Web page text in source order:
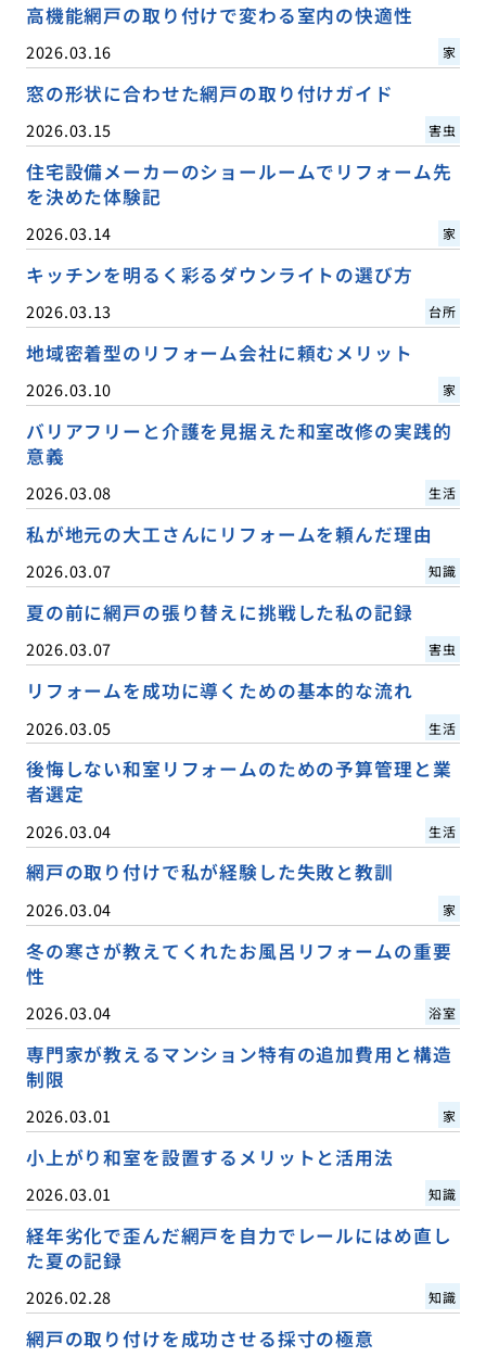
高機能網戸の取り付けで変わる室内の快適性
2026.03.16 家
窓の形状に合わせた網戸の取り付けガイド
2026.03.15 害虫
住宅設備メーカーのショールームでリフォーム先
を決めた体験記
2026.03.14 家
キッチンを明るく彩るダウンライトの選び方
2026.03.13 台所
地域密着型のリフォーム会社に頼むメリット
2026.03.10 家
バリアフリーと介護を見据えた和室改修の実践的
意義
2026.03.08 生活
私が地元の大工さんにリフォームを頼んだ理由
2026.03.07 知識
夏の前に網戸の張り替えに挑戦した私の記録
2026.03.07 害虫
リフォームを成功に導くための基本的な流れ
2026.03.05 生活
後悔しない和室リフォームのための予算管理と業
者選定
2026.03.04 生活
網戸の取り付けで私が経験した失敗と教訓
2026.03.04 家
冬の寒さが教えてくれたお風呂リフォームの重要
性
2026.03.04 浴室
専門家が教えるマンション特有の追加費用と構造
制限
2026.03.01 家
小上がり和室を設置するメリットと活用法
2026.03.01 知識
経年劣化で歪んだ網戸を自力でレールにはめ直し
た夏の記録
2026.02.28 知識
網戸の取り付けを成功させる採寸の極意